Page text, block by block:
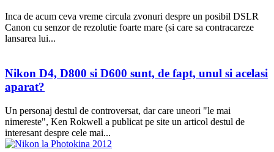
Inca de acum ceva vreme circula zvonuri despre un posibil DSLR
Canon cu senzor de rezolutie foarte mare (si care sa contracareze
lansarea lui...
Nikon D4, D800 si D600 sunt, de fapt, unul si acelasi
aparat?
Un personaj destul de controversat, dar care uneori "le mai
nimereste", Ken Rokwell a publicat pe site un articol destul de
interesant despre cele mai...